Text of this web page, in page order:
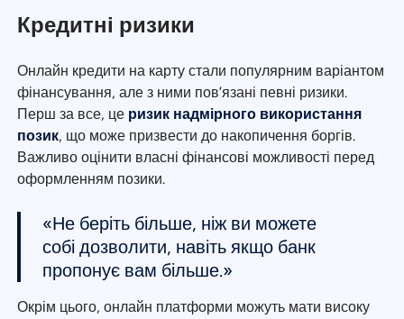
Кредитні ризики
Онлайн кредити на карту стали популярним варіантом
фінансування, але з ними пов’язані певні ризики.
Перш за все, це ризик надмірного використання
позик, що може призвести до накопичення боргів.
Важливо оцінити власні фінансові можливості перед
оформленням позики.
«Не беріть більше, ніж ви можете
собі дозволити, навіть якщо банк
пропонує вам більше.»
Окрім цього, онлайн платформи можуть мати високу